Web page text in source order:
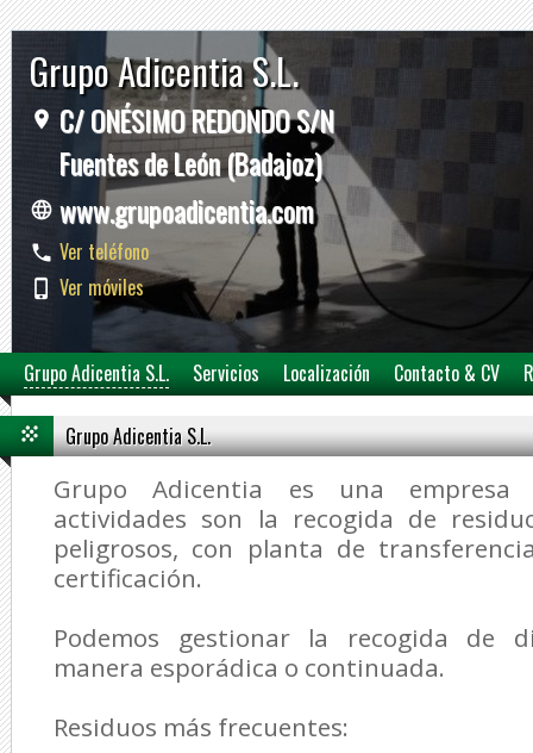
Grupo Adicentia S.L.
C/ ONÉSIMO REDONDO S/N
Fuentes de León (Badajoz)
www.grupoadicentia.com
Ver teléfono
Ver móviles
Grupo Adicentia S.L. Servicios Localización Contacto & CV
Grupo Adicentia S.L.
Grupo Adicentia es una empresa
actividades son la recogida de
peligrosos, con planta de
certificación.
Podemos gestionar la recogida de
manera esporádica o continuada.
Residuos más frecuentes: